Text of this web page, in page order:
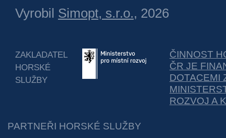
Vyrobil Simopt, s.r.o., 2026
ZAKLADATEL
HORSKÉ
SLUŽBY
ČINNOST
ČR JE
DOTACEMI
ROZVOJ A
PARTNEŘI HORSKÉ SLUŽBY